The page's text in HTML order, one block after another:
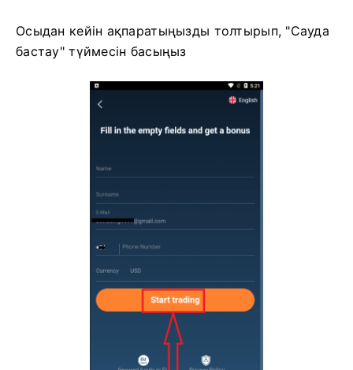
Осыдан кейін ақпаратыңызды толтырып, "Сауда
бастау" түймесін басыңыз